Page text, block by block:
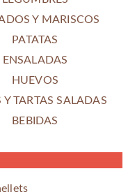
Y MARISCOS
PATATAS
ENSALADAS
HUEVOS
Y TARTAS SALADAS
BEBIDAS